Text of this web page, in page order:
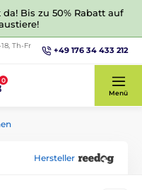
Bis zu 50% Rabatt auf
Th-Fr
+49 176 34 433 212
0
Menü
Hersteller